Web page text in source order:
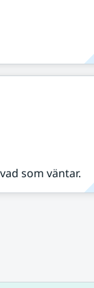
som väntar.